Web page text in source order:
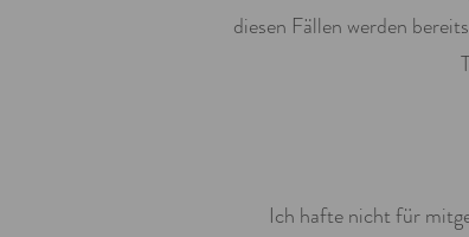
diesen Fällen werden
Ich hafte nicht für